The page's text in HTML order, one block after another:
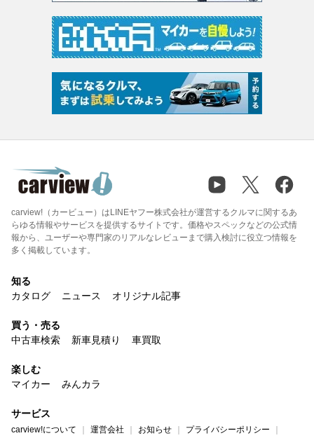
carview!（カービュー）はLINEヤフー株式会社が運営するクルマに関するあ
らゆる情報やサービスを提供するサイトです。価格やスペックなどの公式情
報から、ユーザーや専門家のリアルなレビューまで購入検討に役立つ情報を
多く掲載しています。
知る
カタログ
ニュース オリジナル記事
買う・売る
中古車検索
新車見積り 車買取
楽しむ
マイカー
みんカラ
サービス
carview!について 運営会社 お知らせ プライバシーポリシー